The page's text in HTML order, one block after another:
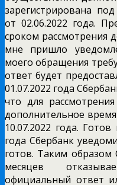
зарегистрирована
от 02.06.2022 года.
сроком рассмотрения
мне пришло
моего обращения
ответ будет
01.07.2022 года
что для
дополнительное
10.07.2022 года.
года Сбербанк
готов. Таким образом
месяцев
официальный ответ